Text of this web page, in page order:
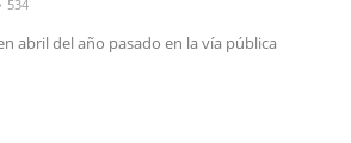
pública
Deportes Linares destinará